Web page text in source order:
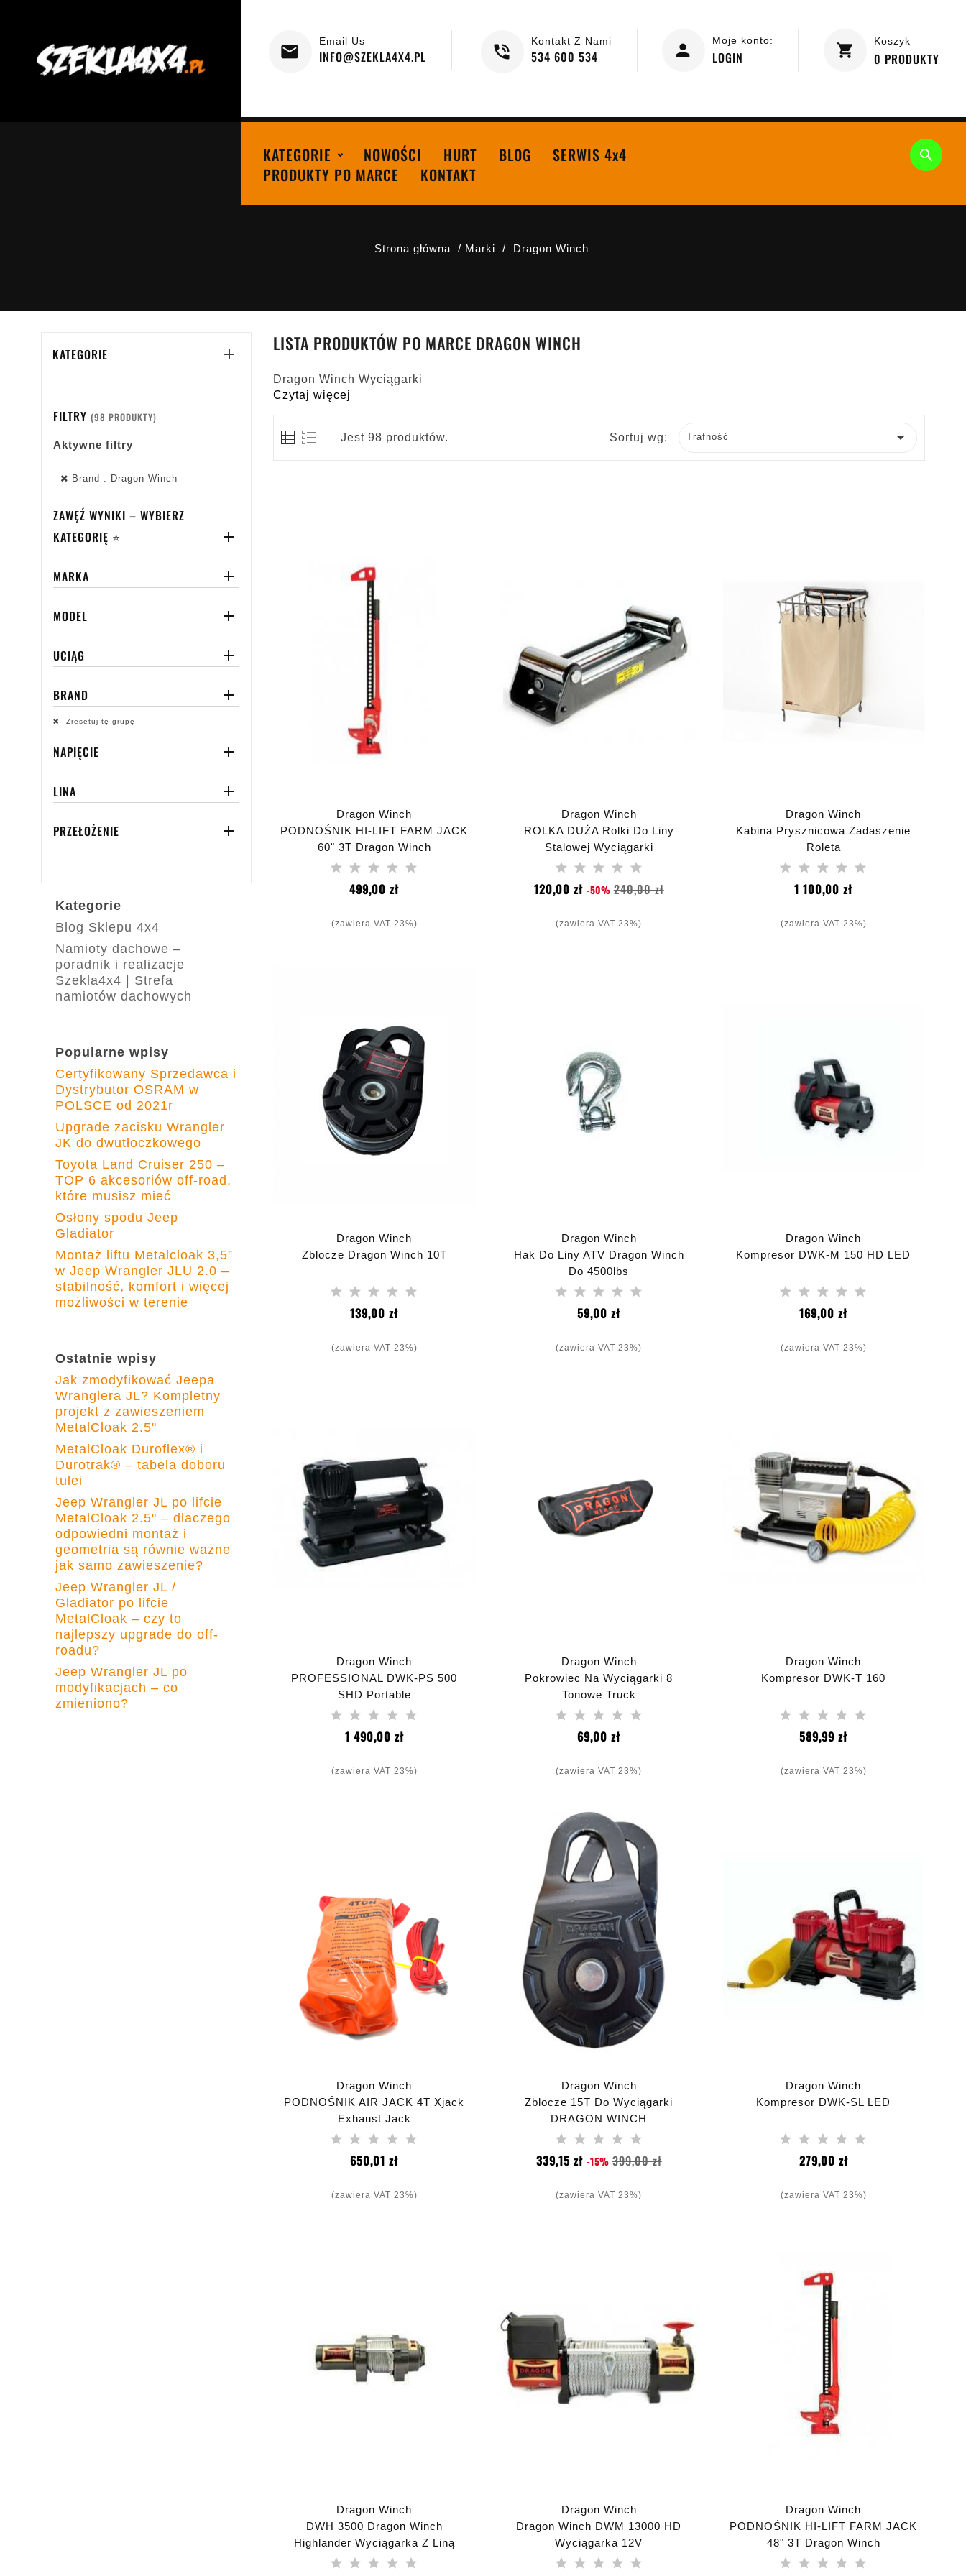
Koszyk
0 PRODUKTY
Moje konto:
LOGIN
Kontakt Z Nami
534 600 534
Email Us
INFO@SZEKLA4X4.PL
KATEGORIE NOWOŚCI HURT BLOG
SERWIS 4x4
PRODUKTY PO MARCE
KONTAKT

Strona główna Marki Dragon Winch
KATEGORIE 
FILTRY (98 PRODUKTY)
Aktywne filtry
Brand : Dragon Winch
ZAWĘŹ WYNIKI – WYBIERZ
KATEGORIĘ ⭐

MARKA 
MODEL 
UCIĄG 
BRAND 
Zresetuj tę grupę
NAPIĘCIE 
LINA 
PRZEŁOŻENIE 
Kategorie
Blog Sklepu 4x4
Namioty dachowe –
poradnik i realizacje
Szekla4x4 | Strefa
namiotów dachowych
Popularne wpisy
Certyfikowany Sprzedawca i
Dystrybutor OSRAM w
POLSCE od 2021r
Upgrade zacisku Wrangler
JK do dwutłoczkowego
Toyota Land Cruiser 250 –
TOP 6 akcesoriów off-road,
które musisz mieć
Osłony spodu Jeep
Gladiator
Montaż liftu Metalcloak 3,5”
w Jeep Wrangler JLU 2.0 –
stabilność, komfort i więcej
możliwości w terenie
Ostatnie wpisy
Jak zmodyfikować Jeepa
Wranglera JL? Kompletny
projekt z zawieszeniem
MetalCloak 2.5"
MetalCloak Duroflex® i
Durotrak® – tabela doboru
tulei
Jeep Wrangler JL po lifcie
MetalCloak 2.5" – dlaczego
odpowiedni montaż i
geometria są równie ważne
jak samo zawieszenie?
Jeep Wrangler JL /
Gladiator po lifcie
MetalCloak – czy to
najlepszy upgrade do off-
roadu?
Jeep Wrangler JL po
modyfikacjach – co
zmieniono?
LISTA PRODUKTÓW PO MARCE DRAGON WINCH
Dragon Winch Wyciągarki
Czytaj więcej
Jest 98 produktów. Sortuj wg: Trafność 
Dragon Winch
PODNOŚNIK HI-LIFT FARM JACK
60" 3T Dragon Winch
499,00 złCena
(zawiera VAT 23%)
Dragon Winch
ROLKA DUŻA Rolki Do Liny
Stalowej Wyciągarki
Samochodowej Prowadnica
120,00 zł Cena
podstawowa
-50% 240,00 złCena
(zawiera VAT 23%)
Dragon Winch
Kabina Prysznicowa Zadaszenie
Roleta
1 100,00 złCena
(zawiera VAT 23%)
Dragon Winch
Zblocze Dragon Winch 10T
139,00 złCena
(zawiera VAT 23%)
Dragon Winch
Hak Do Liny ATV Dragon Winch
Do 4500lbs
59,00 złCena
(zawiera VAT 23%)
Dragon Winch
Kompresor DWK-M 150 HD LED
169,00 złCena
(zawiera VAT 23%)
Dragon Winch
PROFESSIONAL DWK-PS 500
SHD Portable
1 490,00 złCena
(zawiera VAT 23%)
Dragon Winch
Pokrowiec Na Wyciągarki 8
Tonowe Truck
69,00 złCena
(zawiera VAT 23%)
Dragon Winch
Kompresor DWK-T 160
589,99 złCena
(zawiera VAT 23%)
Dragon Winch
PODNOŚNIK AIR JACK 4T Xjack
Exhaust Jack
650,01 złCena
(zawiera VAT 23%)
Dragon Winch
Zblocze 15T Do Wyciągarki
DRAGON WINCH
339,15 zł Cena
podstawowa
-15% 399,00 złCena
(zawiera VAT 23%)
Dragon Winch
Kompresor DWK-SL LED
279,00 złCena
(zawiera VAT 23%)
Dragon Winch
DWH 3500 Dragon Winch
Highlander Wyciągarka Z Liną
Stalową
Dragon Winch
Dragon Winch DWM 13000 HD
Wyciągarka 12V
Dragon Winch
PODNOŚNIK HI-LIFT FARM JACK
48" 3T Dragon Winch